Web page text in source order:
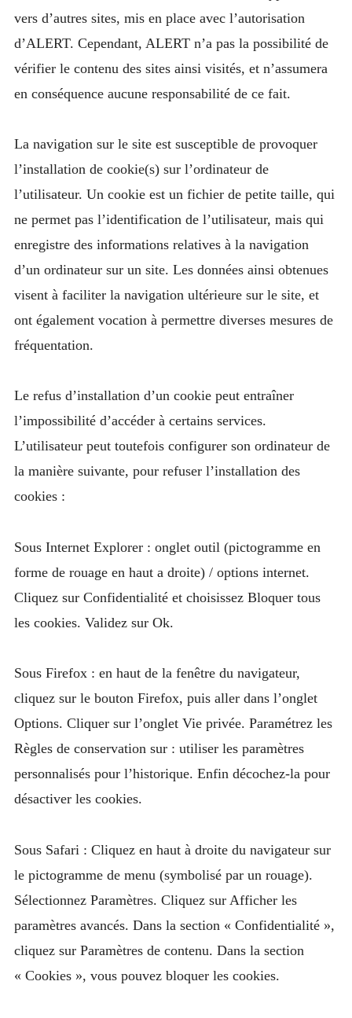
vers d’autres sites, mis en place avec l’autorisation
d’ALERT. Cependant, ALERT n’a pas la possibilité de
vérifier le contenu des sites ainsi visités, et n’assumera
en conséquence aucune responsabilité de ce fait.
La navigation sur le site est susceptible de provoquer
l’installation de cookie(s) sur l’ordinateur de
l’utilisateur. Un cookie est un fichier de petite taille, qui
ne permet pas l’identification de l’utilisateur, mais qui
enregistre des informations relatives à la navigation
d’un ordinateur sur un site. Les données ainsi obtenues
visent à faciliter la navigation ultérieure sur le site, et
ont également vocation à permettre diverses mesures de
fréquentation.
Le refus d’installation d’un cookie peut entraîner
l’impossibilité d’accéder à certains services.
L’utilisateur peut toutefois configurer son ordinateur de
la manière suivante, pour refuser l’installation des
cookies :
Sous Internet Explorer : onglet outil (pictogramme en
forme de rouage en haut a droite) / options internet.
Cliquez sur Confidentialité et choisissez Bloquer tous
les cookies. Validez sur Ok.
Sous Firefox : en haut de la fenêtre du navigateur,
cliquez sur le bouton Firefox, puis aller dans l’onglet
Options. Cliquer sur l’onglet Vie privée. Paramétrez les
Règles de conservation sur : utiliser les paramètres
personnalisés pour l’historique. Enfin décochez-la pour
désactiver les cookies.
Sous Safari : Cliquez en haut à droite du navigateur sur
le pictogramme de menu (symbolisé par un rouage).
Sélectionnez Paramètres. Cliquez sur Afficher les
paramètres avancés. Dans la section « Confidentialité »,
cliquez sur Paramètres de contenu. Dans la section
« Cookies », vous pouvez bloquer les cookies.